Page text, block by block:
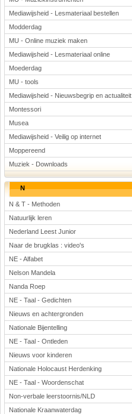
Mediawijsheid - Lesmateriaal bestellen
Modderdag
MU - Online muziek maken
Mediawijsheid - Lesmateriaal online
Moederdag
MU - tools
Mediawijsheid - Nieuwsbegrip en actualiteit
Montessori
Musea
Mediawijsheid - Veilig op internet
Moppereend
Muziek - Downloads
N
N & T - Methoden
Natuurlijk leren
Nederland Leest Junior
Naar de brugklas : video's
NE - Alfabet
Nelson Mandela
Nanda Roep
NE - Taal - Gedichten
Nieuws en achtergronden
Nationale Bijentelling
NE - Taal - Ontleden
Nieuws voor kinderen
Nationale Holocaust Herdenking
NE - Taal - Woordenschat
Non-verbale leerstoornis/NLD
Nationale Kraanwaterdag